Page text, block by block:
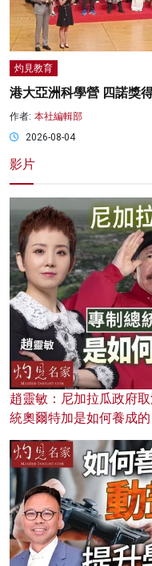
灼見教育
港大亞洲科學營 四諾獎
作者: 本社編輯部
2026-08-04
影片
趙靈敏：尼加拉瓜政府
統奧爾特加是如何養成的